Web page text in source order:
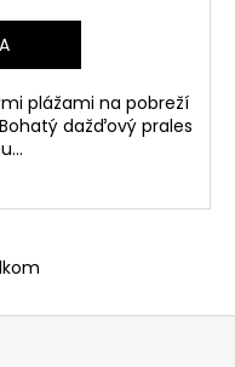
plážami na pobreží
dažďový prales